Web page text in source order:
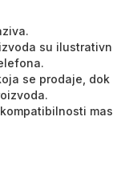
su
se prodaje,